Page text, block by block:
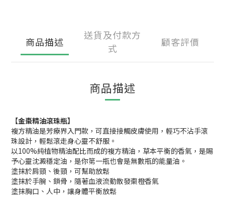
商品描述
送貨及付款方
式
顧客評價
商品描述
【金棗精油滾珠瓶】
複方精油是芳療界入門款，可直接接觸皮膚使用，輕巧不沾手滾
珠設計，輕鬆滾走身心靈不舒服。
以100%純植物精油配比而成的複方精油，草本平衡的香氣，是賜
予心靈沈澱穩定油，是你第一瓶也會是無數瓶的能量油。
塗抹於肩頸、後頸，可幫助放鬆
塗抹於手腕、鎖骨，隨著血液流動散發棗橙香氣
塗抹胸口、人中，讓身體平衡放鬆